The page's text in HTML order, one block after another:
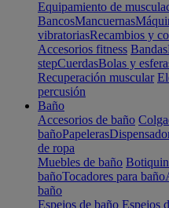
Equipamiento de
BancosMancuernas
vibratoriasRecambios y
Accesorios fitness Bandas
stepCuerdasBolas y
Recuperación muscular
percusión
Baño
Accesorios de baño
bañoPapeleras
de ropa
Muebles de baño
bañoTocadores para baño
baño
Espejos de baño Espejos